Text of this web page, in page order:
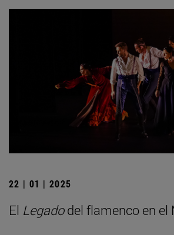
22 | 01 | 2025
El Legadodel flamenco en el